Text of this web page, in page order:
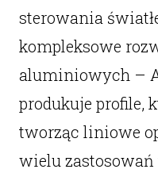
sterowania
kompleksowe
aluminiowych –
produkuje profile,
tworząc liniowe
wielu